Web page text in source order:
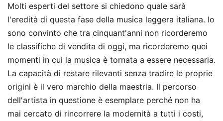
Molti esperti del settore si chiedono quale sarà
l'eredità di questa fase della musica leggera italiana. Io
sono convinto che tra cinquant'anni non ricorderemo
le classifiche di vendita di oggi, ma ricorderemo quei
momenti in cui la musica è tornata a essere necessaria.
La capacità di restare rilevanti senza tradire le proprie
origini è il vero marchio della maestria. Il percorso
dell'artista in questione è esemplare perché non ha
mai cercato di rincorrere la modernità a tutti i costi,